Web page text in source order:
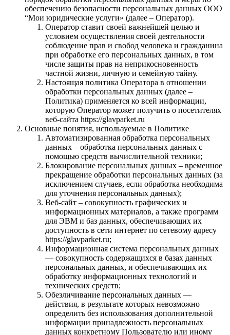
обеспечению безопасности персональных данных ООО
“Мои юридические услуги» (далее – Оператор).
Оператор ставит своей важнейшей целью и
условием осуществления своей деятельности
соблюдение прав и свобод человека и гражданина
при обработке его персональных данных, в том
числе защиты прав на неприкосновенность
частной жизни, личную и семейную тайну.
Настоящая политика Оператора в отношении
обработки персональных данных (далее –
Политика) применяется ко всей информации,
которую Оператор может получить о посетителях
веб-сайта https://glavparket.ru
Основные понятия, используемые в Политике
Автоматизированная обработка персональных
данных – обработка персональных данных с
помощью средств вычислительной техники;
Блокирование персональных данных – временное
прекращение обработки персональных данных (за
исключением случаев, если обработка необходима
для уточнения персональных данных);
Веб-сайт – совокупность графических и
информационных материалов, а также программ
для ЭВМ и баз данных, обеспечивающих их
доступность в сети интернет по сетевому адресу
https://glavparket.ru;
Информационная система персональных данных
— совокупность содержащихся в базах данных
персональных данных, и обеспечивающих их
обработку информационных технологий и
технических средств;
Обезличивание персональных данных —
действия, в результате которых невозможно
определить без использования дополнительной
информации принадлежность персональных
данных конкретному Пользователю или иному